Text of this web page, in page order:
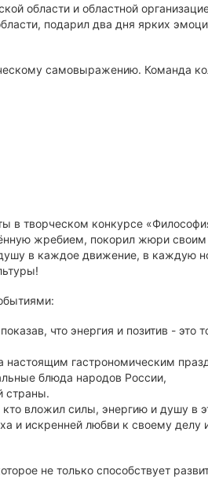
области и областной
подарил два дня ярких
самовыражению. Команда
в творческом конкурсе
жребием, покорил жюри своим
в каждое движение, в каждую
что энергия и позитив - это
гастрономическим
блюда народов России,
страны.
вложил силы, энергию и душу в
и искренней любви к своему делу
не только способствует